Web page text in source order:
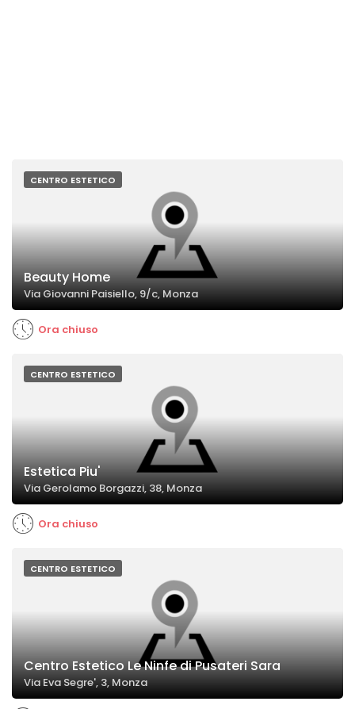
CENTRO ESTETICO
Beauty Home
Via Giovanni Paisiello, 9/c, Monza
Ora chiuso
CENTRO ESTETICO
Estetica Piu'
Via Gerolamo Borgazzi, 38, Monza
Ora chiuso
CENTRO ESTETICO
Centro Estetico Le Ninfe di Pusateri Sara
Via Eva Segre', 3, Monza